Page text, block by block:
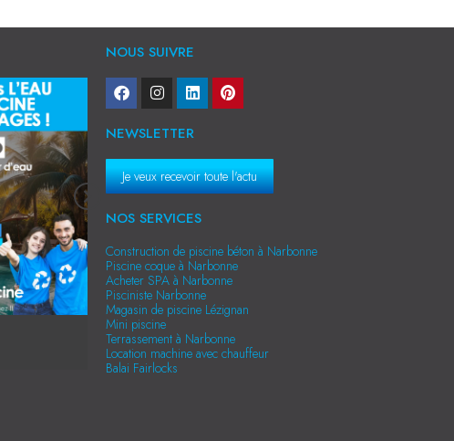
NOUS SUIVRE
NEWSLETTER
Je veux recevoir toute l'actu
NOS SERVICES
Construction de piscine béton à Narbonne
Piscine coque à Narbonne
Acheter SPA à Narbonne
Pisciniste Narbonne
Magasin de piscine Lézignan
Mini piscine
Terrassement à Narbonne
Location machine avec chauffeur
Balai Fairlocks